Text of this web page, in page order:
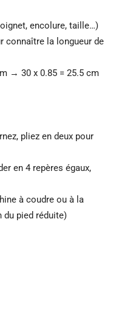
encolure, taille…)
connaître la longueur de
→ 30 x 0.85 = 25.5 cm
pliez en deux pour
en 4 repères égaux,
à coudre ou à la
pied réduite)